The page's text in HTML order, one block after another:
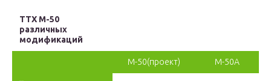
ТТХ М-50
различных
модификаций
М-50(проект) М-50А